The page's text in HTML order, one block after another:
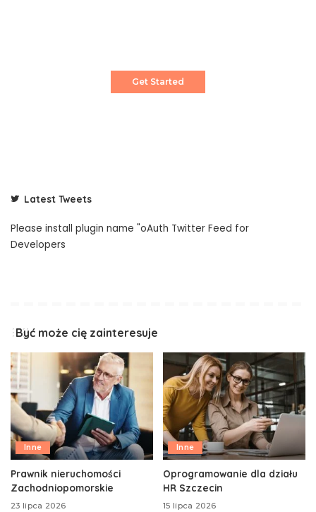
Get Started
Latest Tweets
Please install plugin name "oAuth Twitter Feed for
Developers
Być może cię zainteresuje
Inne
Prawnik nieruchomości
Zachodniopomorskie
23 lipca 2026
Inne
Oprogramowanie dla działu
HR Szczecin
15 lipca 2026